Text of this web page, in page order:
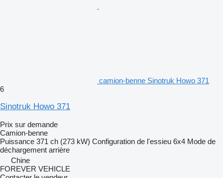
camion-benne Sinotruk Howo 371
6
Sinotruk Howo 371
Prix sur demande
Camion-benne
Puissance 371 ch (273 kW) Configuration de l'essieu 6x4 Mode de
déchargement arrière
Chine
FOREVER VEHICLE